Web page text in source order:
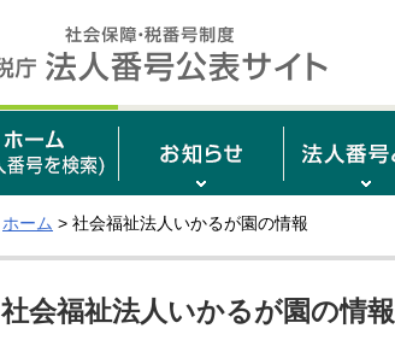
ホーム > 社会福祉法人いかるが園の情報
社会福祉法人いかるが園の情報